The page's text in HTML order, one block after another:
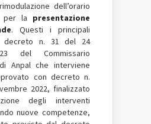
dell’orario
per la presentazione
. Questi i principali
decreto n. 31 del 24
del Commissario
Anpal che interviene
con decreto n.
2022, finalizzato
degli interventi
nuove competenze,